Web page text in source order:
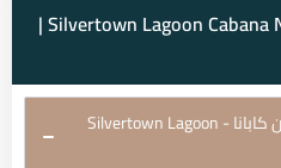
أسئلة تهمك عن Silvertown Lagoon Cabana North Coast |
أين يقع مشروع سيلفرتاون لاجون كابانا - Silvertown Lagoon